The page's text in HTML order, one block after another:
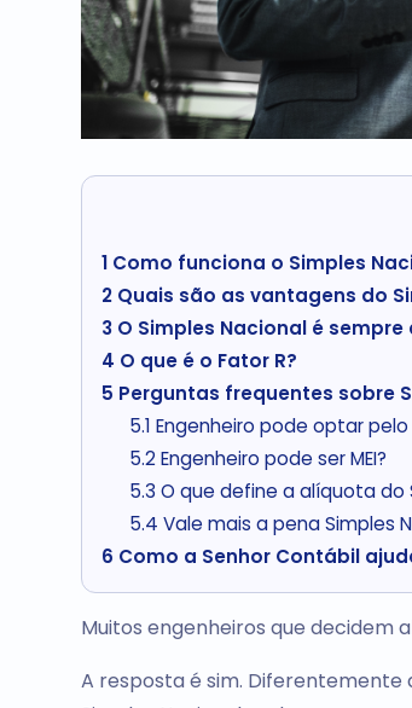
1 Como funciona o Simples
2 Quais são as vantagens do
3 O Simples Nacional é
4 O que é o Fator R?
5 Perguntas frequentes sobre
5.1 Engenheiro pode optar pelo
5.2Engenheiro pode ser MEI?
5.3 O que define a alíquota do
5.4 Vale mais a pena Simples
6 Como a Senhor Contábil
Muitos engenheiros que decidem
A resposta é sim. Diferentemente